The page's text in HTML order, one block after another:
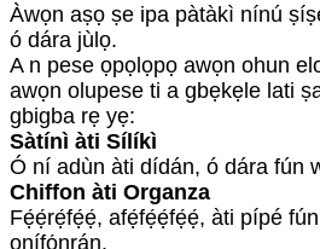
Àwọn aṣọ ṣe ipa pàtàkì nínú
ó dára jùlọ.
A n pese ọpọlọpọ awọn ohun
awọn olupese ti a gbẹkẹle lati
gbigba rẹ yẹ:
Sàtínì àti Sílíkì
Ó ní adùn àti dídán, ó dára fún
Chiffon àti Organza
Fẹ́ẹ́rẹ́fẹ́ẹ́, afẹ́fẹ́ẹ́fẹ́ẹ́, àti pípé
onífọ́nrán.